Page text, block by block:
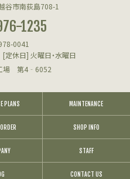
谷市南荻島708-1
1235
0041
[定休日] 火曜日・水曜日
場 第4‐6052
PLANS MAINTENANCE
SHOP INFO
STAFF
CONTACT US